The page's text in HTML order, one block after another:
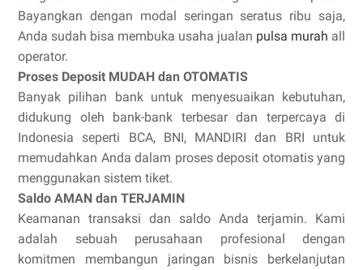
Bayangkan dengan modal seringan seratus ribu saja,
Anda sudah bisa membuka usaha jualan pulsa murah all
operator.
Proses Deposit MUDAH dan OTOMATIS
Banyak pilihan bank untuk menyesuaikan kebutuhan,
didukung oleh bank-bank terbesar dan terpercaya di
Indonesia seperti BCA, BNI, MANDIRI dan BRI untuk
memudahkan Anda dalam proses deposit otomatis yang
menggunakan sistem tiket.
Saldo AMAN dan TERJAMIN
Keamanan transaksi dan saldo Anda terjamin. Kami
adalah sebuah perusahaan profesional dengan
komitmen membangun jaringan bisnis berkelanjutan